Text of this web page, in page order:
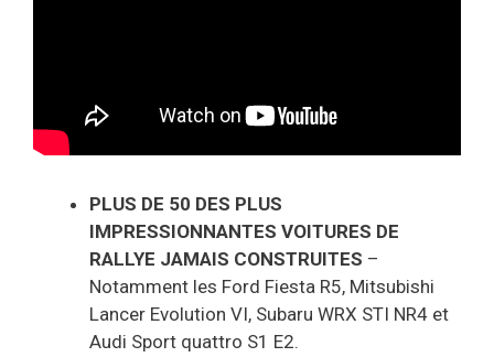
PLUS DE 50 DES PLUS
IMPRESSIONNANTES VOITURES DE
RALLYE JAMAIS CONSTRUITES –
Notamment les Ford Fiesta R5, Mitsubishi
Lancer Evolution VI, Subaru WRX STI NR4 et
Audi Sport quattro S1 E2.